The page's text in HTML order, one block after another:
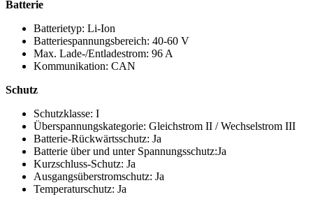
Batterie
Batterietyp: Li-Ion
Batteriespannungsbereich: 40-60 V
Max. Lade-/Entladestrom: 96 A
Kommunikation: CAN
Schutz
Schutzklasse: I
Überspannungskategorie: Gleichstrom II / Wechselstrom III
Batterie-Rückwärtsschutz: Ja
Batterie über und unter Spannungsschutz:Ja
Kurzschluss-Schutz: Ja
Ausgangsüberstromschutz: Ja
Temperaturschutz: Ja